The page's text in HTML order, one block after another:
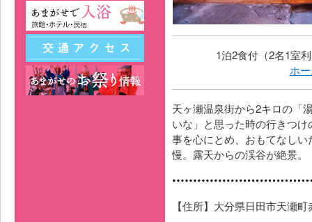
1泊2食付（2名1室
ホ
天ヶ瀬温泉街から2キロの「
いな」と思った時の行きつ
事を心にとめ、おもてなし
慢。露天からの渓谷が絶景。
【住所】大分県日田市天瀬